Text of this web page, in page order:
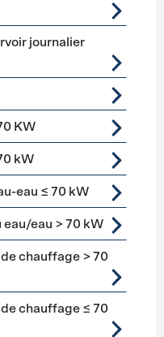
journalier
KW
kW
eau ≤ 70 kW
eau/eau > 70 kW
chauffage > 70
chauffage ≤ 70